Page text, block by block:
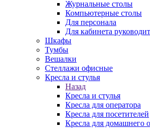
Журнальные столы
Компьютерные столы
Для персонала
Для кабинета
Шкафы
Тумбы
Вешалки
Стеллажи офисные
Кресла и стулья
Назад
Кресла и стулья
Кресла для оператора
Кресла для посетителей
Кресла для домашнего